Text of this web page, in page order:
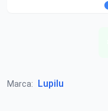
Marca: Lupilu